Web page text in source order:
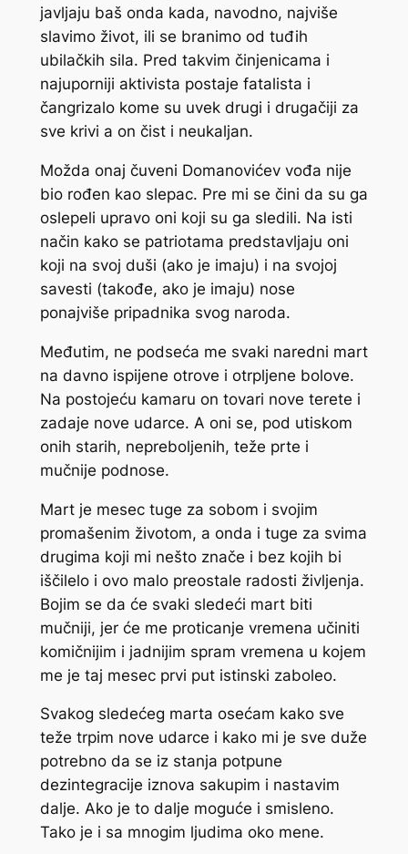
javljaju baš onda kada, navodno, najviše
slavimo život, ili se branimo od tuđih
ubilačkih sila. Pred takvim činjenicama i
najuporniji aktivista postaje fatalista i
čangrizalo kome su uvek drugi i drugačiji za
sve krivi a on čist i neukaljan.
Možda onaj čuveni Domanovićev vođa nije
bio rođen kao slepac. Pre mi se čini da su ga
oslepeli upravo oni koji su ga sledili. Na isti
način kako se patriotama predstavljaju oni
koji na svoj duši (ako je imaju) i na svojoj
savesti (takođe, ako je imaju) nose
ponajviše pripadnika svog naroda.
Međutim, ne podseća me svaki naredni mart
na davno ispijene otrove i otrpljene bolove.
Na postojeću kamaru on tovari nove terete i
zadaje nove udarce. A oni se, pod utiskom
onih starih, nepreboljenih, teže prte i
mučnije podnose.
Mart je mesec tuge za sobom i svojim
promašenim životom, a onda i tuge za svima
drugima koji mi nešto znače i bez kojih bi
iščilelo i ovo malo preostale radosti življenja.
Bojim se da će svaki sledeći mart biti
mučniji, jer će me proticanje vremena učiniti
komičnijim i jadnijim spram vremena u kojem
me je taj mesec prvi put istinski zaboleo.
Svakog sledećeg marta osećam kako sve
teže trpim nove udarce i kako mi je sve duže
potrebno da se iz stanja potpune
dezintegracije iznova sakupim i nastavim
dalje. Ako je to dalje moguće i smisleno.
Tako je i sa mnogim ljudima oko mene.